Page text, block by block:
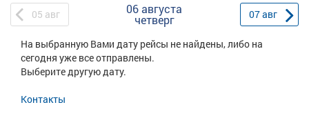
05 авг 06 августа
четверг 07авг
На выбранную Вами дату рейсы не найдены, либо на
сегодня уже все отправлены.
Выберите другую дату.
Контакты